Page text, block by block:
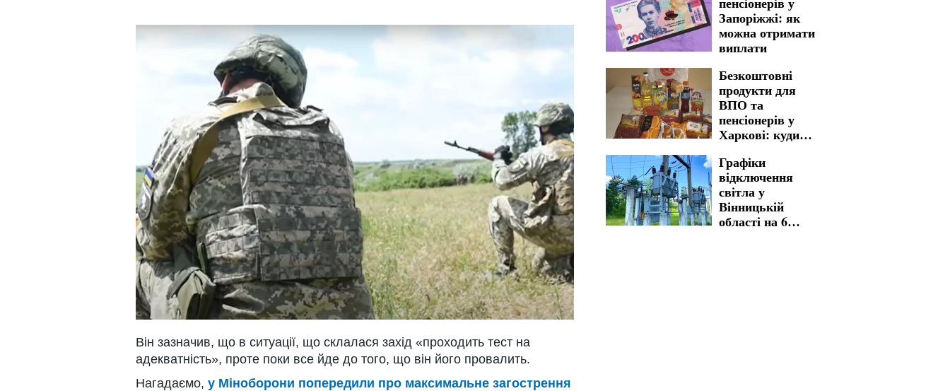
Він зазначив, що в ситуації, що склалася захід «проходить тест на
адекватність», проте поки все йде до того, що він його провалить.
Нагадаємо, у Міноборони попередили про максимальне загострення
серпня
Запоріжжі: як
можна отримати
виплати
Безкоштовні
продукти для
ВПО та
пенсіонерів у
Харкові: куди
отримання
життєво важливої
допомоги
Графіки
відключення
світла у
Вінницькій
області на 6